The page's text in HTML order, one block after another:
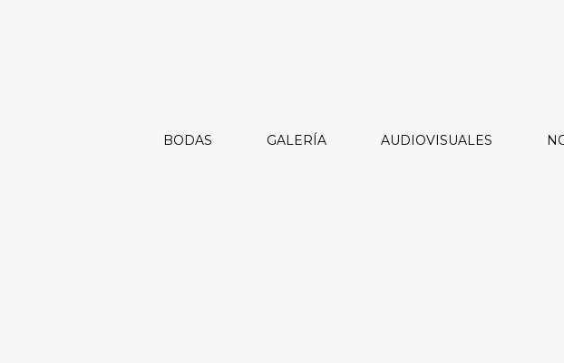
BODAS GALERÍA AUDIOVISUALES